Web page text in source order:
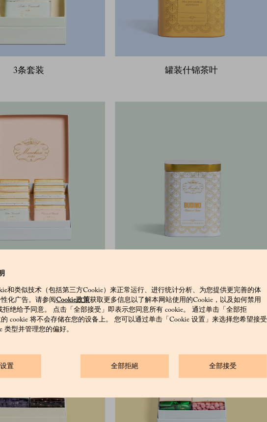
和类似技术（包括第三方Cookie）来正常运行、进行统计分析、为您提供更完善的体
化广告。请参阅Cookie政策获取更多信息以了解本网站使用的Cookie，以及如何禁用
拒绝给予同意。 点击「全部接受」即表示您同意所有 cookie。 通过单击「全部拒
cookie 将不会存储在您的设备上。 您可以通过单击「Cookie 设置」来选择您希望接受
类型并管理您的偏好。
全部接受
全部拒絕
置
3条套装 罐装什锦茶叶